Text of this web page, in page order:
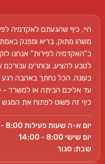
היי, כיף שהגעתם לאקדמיה
משהו מתוק, בריא ומפנק
ב"האקדמיה לפירות" אנחנו
לטבע להציע, ובוחרים עבורכם
בעונה. הכל נחתך באהבה רגע
עד אליכם הביתה או למשרד -
כיף זה פשוט לפתוח את המגש
יום א-ה שעות פעילות 8:00 - 20:00
יום שישי 8:00 - 14:00
שבת: סגור